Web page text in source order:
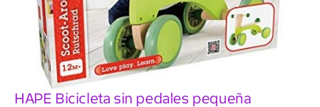
HAPE Bicicleta sin pedales pequeña